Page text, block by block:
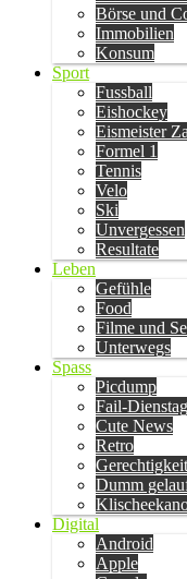
Börse und
Immobilien
Konsum
Sport
Fussball
Eishockey
Eismeister
Formel 1
Tennis
Velo
Ski
Unvergessen
Resultate
Leben
Gefühle
Food
Filme und
Unterwegs
Spass
Picdump
Fail-Dienstag
Cute News
Retro
Dumm
Digital
Android
Apple